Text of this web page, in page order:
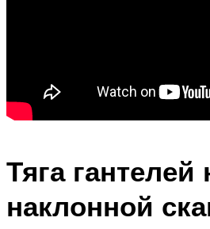
Тяга гантелей
наклонной